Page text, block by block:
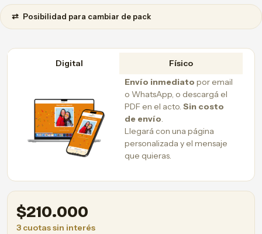
⇄ Posibilidad para cambiar de pack
Digital
Físico
Envío inmediato por email
o WhatsApp, o descargá el
PDF en el acto. Sin costo
de envío.
Llegará con una página
personalizada y el mensaje
que quieras.
$210.000
3 cuotas sin interés